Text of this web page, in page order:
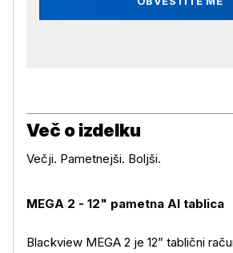
Več o izdelku
Večji. Pametnejši. Boljši.
MEGA 2 - 12" pametna AI tablica
Blackview MEGA 2 je 12” tablični